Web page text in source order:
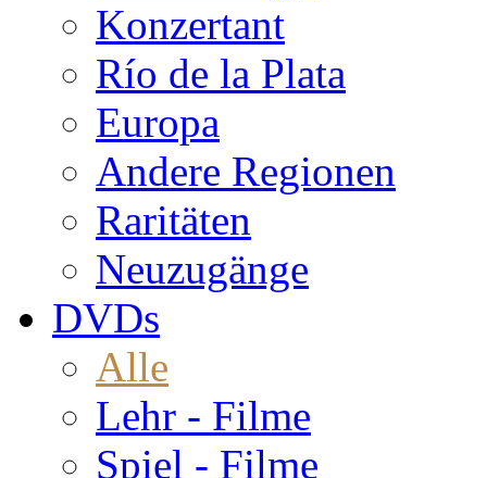
Konzertant
Río de la Plata
Europa
Andere Regionen
Raritäten
Neuzugänge
DVDs
Alle
Lehr - Filme
Spiel - Filme